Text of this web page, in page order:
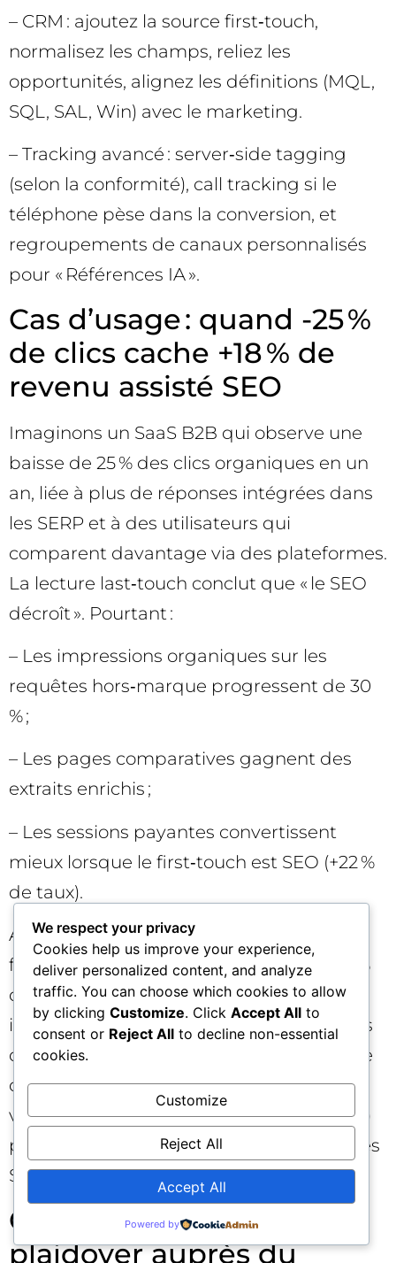
– CRM : ajoutez la source first‑touch,
normalisez les champs, reliez les
opportunités, alignez les définitions (MQL,
SQL, SAL, Win) avec le marketing.
– Tracking avancé : server‑side tagging
(selon la conformité), call tracking si le
téléphone pèse dans la conversion, et
regroupements de canaux personnalisés
pour « Références IA ».
Cas d’usage : quand -25 %
de clics cache +18 % de
revenu assisté SEO
Imaginons un SaaS B2B qui observe une
baisse de 25 % des clics organiques en un
an, liée à plus de réponses intégrées dans
les SERP et à des utilisateurs qui
comparent davantage via des plateformes.
La lecture last‑touch conclut que « le SEO
décroît ». Pourtant :
– Les impressions organiques sur les
requêtes hors‑marque progressent de 30
% ;
– Les pages comparatives gagnent des
extraits enrichis ;
– Les sessions payantes convertissent
mieux lorsque le first‑touch est SEO (+22 %
de taux).
Avec une attribution SEO qui croise
first‑touch et multi‑touch, on révèle : +18 %
de revenu assisté SEO, +25 % de pipeline
influence, et un CAC inférieur sur les deals
dont l’entrée a été organique. L’entreprise
décide alors d’investir dans des pages de
validation (études de cas, ROI calculators)
pour accélérer la progression des cohortes
SEO vers la signature. 🚀
Gouvernance, culture et
plaidoyer auprès du
We respect your privacy
Cookies help us improve your experience,
deliver personalized content, and analyze
traffic. You can choose which cookies to allow
by clicking Customize. Click Accept All to
consent or Reject All to decline non-essential
cookies.
Customize
Reject All
Accept All
Powered by